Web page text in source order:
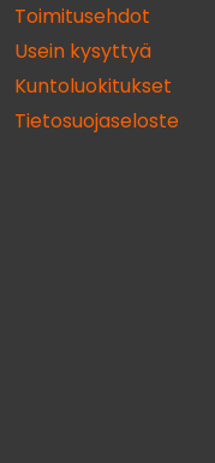
Toimitusehdot
Usein kysyttyä
Kuntoluokitukset
Tietosuojaseloste